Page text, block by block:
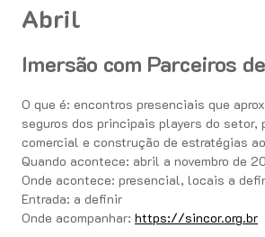
Abril
Imersão com Parceiros
O que é: encontros presenciais que
seguros dos principais players do setor,
comercial e construção de estratégias
Quando acontece: abril a novembro de
Onde acontece: presencial, locais a
Entrada: a definir
Onde acompanhar: https://sincor.org.br